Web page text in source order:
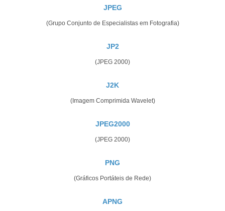
JPEG
(Grupo Conjunto de Especialistas em Fotografia)
JP2
(JPEG 2000)
J2K
(Imagem Comprimida Wavelet)
JPEG2000
(JPEG 2000)
PNG
(Gráficos Portáteis de Rede)
APNG